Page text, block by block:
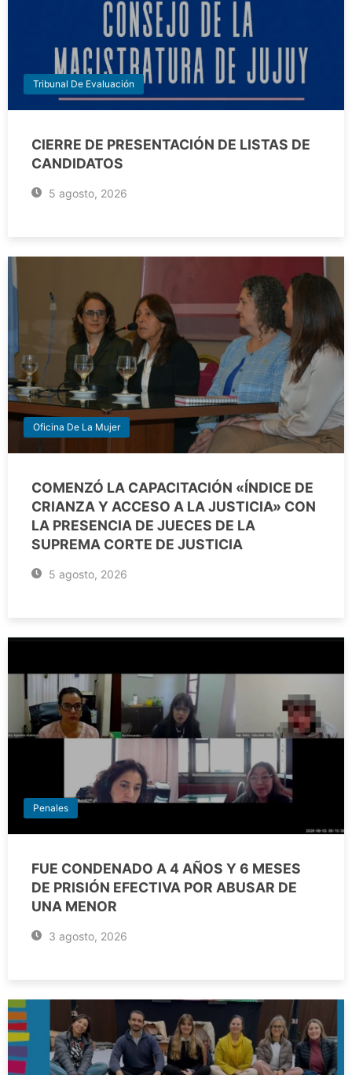
Tribunal De Evaluación
CIERRE DE PRESENTACIÓN DE LISTAS DE
CANDIDATOS
5 agosto, 2026
Oficina De La Mujer
COMENZÓ LA CAPACITACIÓN «ÍNDICE DE
CRIANZA Y ACCESO A LA JUSTICIA» CON
LA PRESENCIA DE JUECES DE LA
SUPREMA CORTE DE JUSTICIA
5 agosto, 2026
Penales
FUE CONDENADO A 4 AÑOS Y 6 MESES
DE PRISIÓN EFECTIVA POR ABUSAR DE
UNA MENOR
3 agosto, 2026